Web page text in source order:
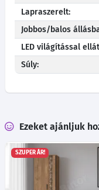
Lapraszerelt:
Jobbos/balos
LED világítással
Súly:
Ezeket ajánljuk
SZUPER ÁR!